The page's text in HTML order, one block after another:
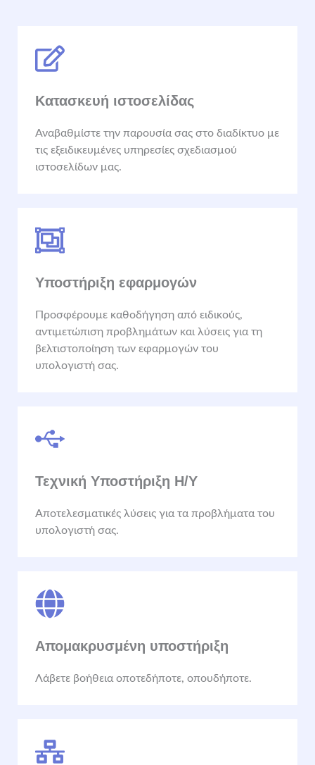
Κατασκευή ιστοσελίδας
Αναβαθμίστε την παρουσία σας στο διαδίκτυο με
τις εξειδικευμένες υπηρεσίες σχεδιασμού
ιστοσελίδων μας.
Υποστήριξη εφαρμογών
Προσφέρουμε καθοδήγηση από ειδικούς,
αντιμετώπιση προβλημάτων και λύσεις για τη
βελτιστοποίηση των εφαρμογών του
υπολογιστή σας.
Τεχνική Υποστήριξη Η/Υ
Αποτελεσματικές λύσεις για τα προβλήματα του
υπολογιστή σας.
Απομακρυσμένη υποστήριξη
Λάβετε βοήθεια οποτεδήποτε, οπουδήποτε.